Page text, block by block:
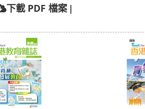
下載 PDF 檔案 |